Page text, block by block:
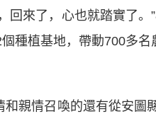
來了，心也就踏實了。
種植基地，帶動700多
情召喚的還有從安圖